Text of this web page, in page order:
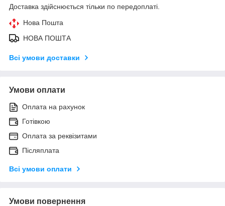
Доставка здійснюється тільки по передоплаті.
Нова Пошта
НОВА ПОШТА
Всі умови доставки
Умови оплати
Оплата на рахунок
Готівкою
Оплата за реквізитами
Післяплата
Всі умови оплати
Умови повернення